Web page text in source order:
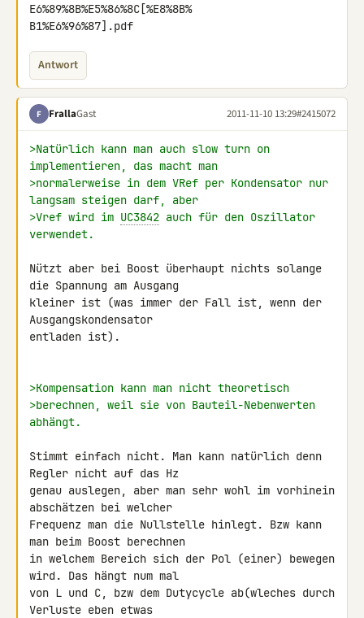
E6%89%8B%E5%86%8C[%E8%8B%
B1%E6%96%87].pdf
Antwort
F FrallaGast 2011-11-10 13:29#2415072
>Natürlich kann man auch slow turn on
implementieren, das macht man
>normalerweise in dem VRef per Kondensator nur
langsam steigen darf, aber
>Vref wird im UC3842 auch für den Oszillator
verwendet.
Nützt aber bei Boost überhaupt nichts solange
die Spannung am Ausgang
kleiner ist (was immer der Fall ist, wenn der
Ausgangskondensator
entladen ist).
>Kompensation kann man nicht theoretisch
>berechnen, weil sie von Bauteil-Nebenwerten
abhängt.
Stimmt einfach nicht. Man kann natürlich denn
Regler nicht auf das Hz
genau auslegen, aber man sehr wohl im vorhinein
abschätzen bei welcher
Frequenz man die Nullstelle hinlegt. Bzw kann
man beim Boost berechnen
in welchem Bereich sich der Pol (einer) bewegen
wird. Das hängt num mal
von L und C, bzw dem Dutycycle ab(wleches durch
Verluste eben etwas